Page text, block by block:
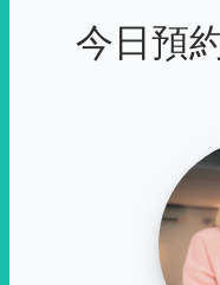
今日預